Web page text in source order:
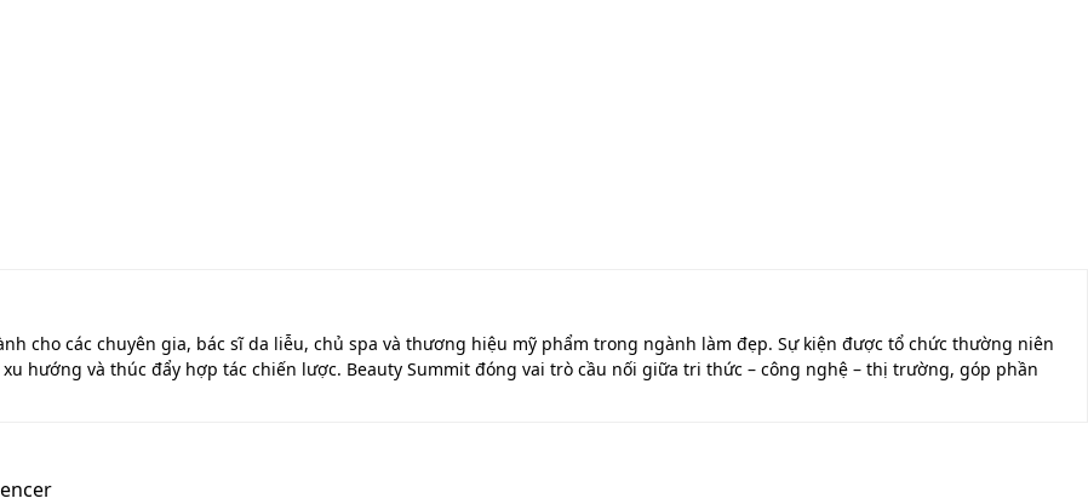
cho các chuyên gia, bác sĩ da liễu, chủ spa và thương hiệu mỹ phẩm trong ngành làm đẹp. Sự kiện được tổ chức thường niên
hướng và thúc đẩy hợp tác chiến lược. Beauty Summit đóng vai trò cầu nối giữa tri thức – công nghệ – thị trường, góp phần